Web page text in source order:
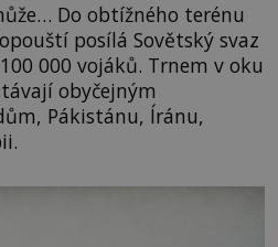
Do obtížného terénu
posílá Sovětský svaz
000 vojáků. Trnem v oku
obyčejným
Pákistánu, Íránu,